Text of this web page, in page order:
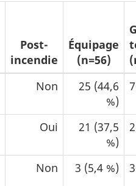
Post-
incendie
Équipage
(n=56)
Non
25 (44,6
%)
Oui
21 (37,5
%)
Non 3 (5,4 %)